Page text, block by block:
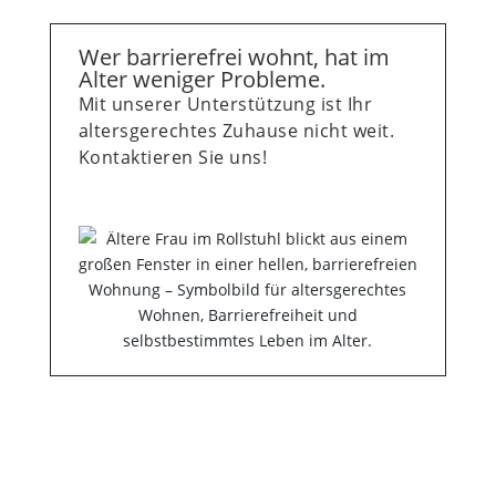
Wer barrierefrei wohnt, hat im
Alter weniger Probleme.
Mit unserer Unterstützung ist Ihr
altersgerechtes Zuhause nicht weit.
Kontaktieren Sie uns!